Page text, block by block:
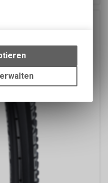
und
auf Ihrem Gerät,
Online-
zu
Bitte beachten Sie,
Daten
auf Ihre
Informationen